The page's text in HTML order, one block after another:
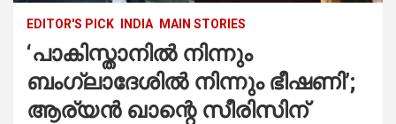
EDITOR'S PICK INDIA MAIN STORIES
‘പാകിസ്താനിൽ നിന്നും
ബംഗ്ലാദേശിൽ നിന്നും ഭീഷണി’;
ആര്യൻ ഖാന്റെ സീരിസിന്